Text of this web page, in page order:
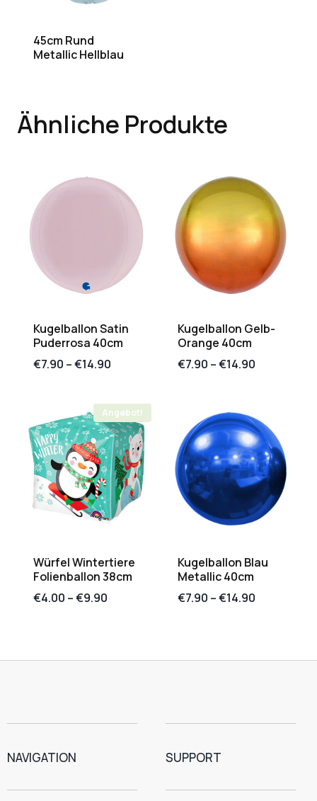
45cm Rund
Metallic Hellblau
Ähnliche Produkte
Kugelballon Satin
Puderrosa 40cm
€7.90 –€14.90
Kugelballon Gelb-
Orange 40cm
€7.90 –€14.90
Angebot!
Würfel Wintertiere
Folienballon 38cm
€4.00 –€9.90
Kugelballon Blau
Metallic 40cm
€7.90 –€14.90
NAVIGATION SUPPORT